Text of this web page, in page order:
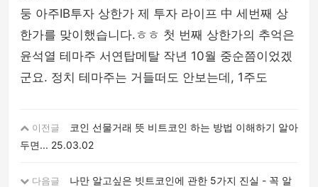
둥 아주IB투자 상한가 제 투자 라이프 中 세번째 상
한가를 맞이했습니다.ㅎㅎ 첫 번째 상한가의 추억은
윤석열 테마주 서연탑메탈 작년 10월 중순쯤이었겠
군요. 정치 테마주는 거들떠도 안보는데, 1주도
이전글
코인 선물거래 뜻 비트코인 하는 방법 이해하기 알아
두면... 25.03.02
다음글
나만 알고싶은 빗트코인에 관한 5가지 진실 - 꼭 알